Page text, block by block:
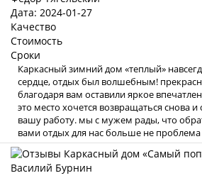
Дата: 2024-01-27
Качество
Стоимость
Сроки
Каркасный зимний дом «теплый»
сердце, отдых был волшебным!
благодаря вам оставили яркое
это место хочется возвращаться снова и
вашу работу. мы с мужем рады, что
вами отдых для нас больше не проблема
Василий Бурнин